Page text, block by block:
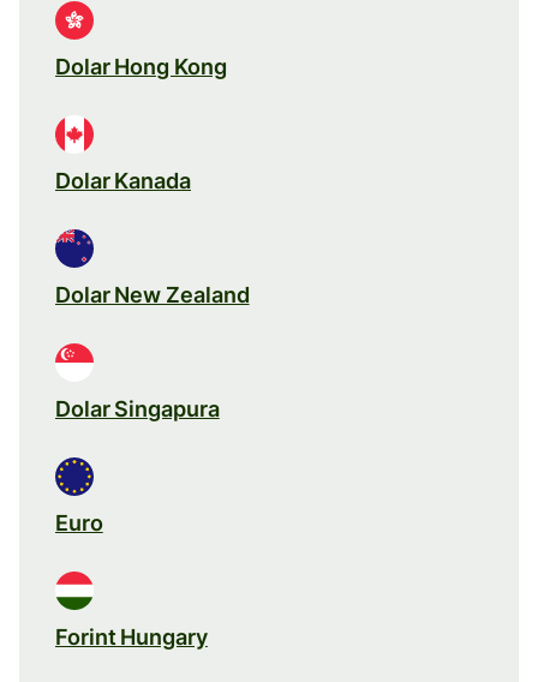
Dolar Hong Kong
Dolar Kanada
Dolar New Zealand
Dolar Singapura
Euro
Forint Hungary